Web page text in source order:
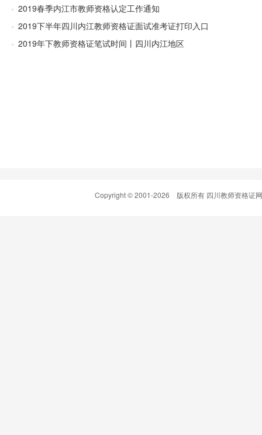
2019春季内江市教师资格认定工作通知
2019下半年四川内江教师资格证面试准考证打印入口
2019年下教师资格证笔试时间丨四川内江地区
Copyright © 2001-2026 版权所有 四川教师资格证